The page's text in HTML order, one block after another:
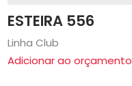
ESTEIRA 556
Linha Club
Adicionar ao orçamento